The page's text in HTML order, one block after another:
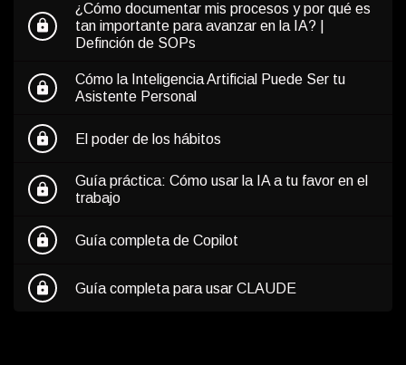
lock
¿Cómo documentar mis procesos y por qué es
tan importante para avanzar en la IA? |
Definción de SOPs
lock
Cómo la Inteligencia Artificial Puede Ser tu
Asistente Personal
lock El poder de los hábitos
lock
Guía práctica: Cómo usar la IA a tu favor en el
trabajo
lock Guía completa de Copilot
lock Guía completa para usar CLAUDE